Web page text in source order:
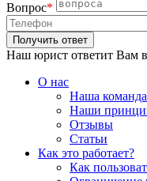
Вопрос*
Наш юрист ответит Вам
О нас
Наша команда
Наши
Отзывы
Статьи
Как это работает?
Как